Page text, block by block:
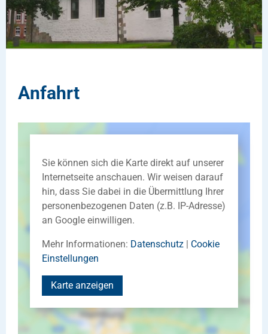
Anfahrt
Sie können sich die Karte direkt auf unserer
Internetseite anschauen. Wir weisen darauf
hin, dass Sie dabei in die Übermittlung Ihrer
personenbezogenen Daten (z.B. IP-Adresse)
an Google einwilligen.
Mehr Informationen: Datenschutz | Cookie
Einstellungen
Karte anzeigen